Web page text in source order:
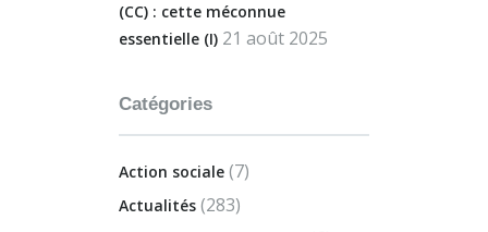
(CC) : cette méconnue
essentielle (I) 21 août 2025
Catégories
Action sociale (7)
Actualités (283)